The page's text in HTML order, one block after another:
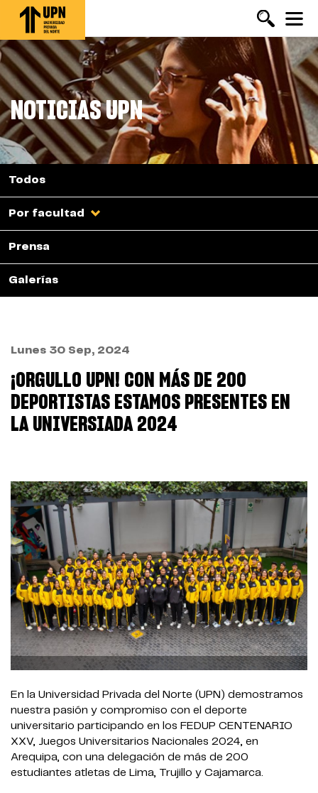
Pasar
contenido
principal
NOTICIAS UPN
Todos
Por facultad
Prensa
Galerías
Lunes 30 Sep, 2024
¡ORGULLO UPN! CON MÁS DE 200
DEPORTISTAS ESTAMOS PRESENTES EN
LA UNIVERSIADA 2024
En la Universidad Privada del Norte (UPN) demostramos
nuestra pasión y compromiso con el deporte
universitario participando en los FEDUP CENTENARIO
XXV, Juegos Universitarios Nacionales 2024, en
Arequipa, con una delegación de más de 200
estudiantes atletas de Lima, Trujillo y Cajamarca.